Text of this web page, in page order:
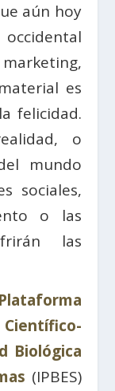
aún hoy
es
felicidad.
o
mundo
sociales,
o las
las
Plataforma
Biológica
(IPBES)